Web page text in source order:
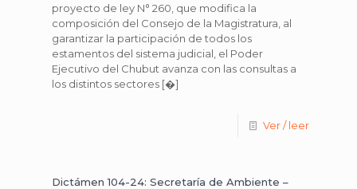
proyecto de ley N° 260, que modifica la
composición del Consejo de la Magistratura, al
garantizar la participación de todos los
estamentos del sistema judicial, el Poder
Ejecutivo del Chubut avanza con las consultas a
los distintos sectores [�]
Ver / leer
Dictámen 104-24: Secretaría de Ambiente –